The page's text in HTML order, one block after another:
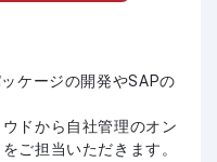
ケージの開発やSAPの
ドから自社管理のオン
ご担当いただきます。